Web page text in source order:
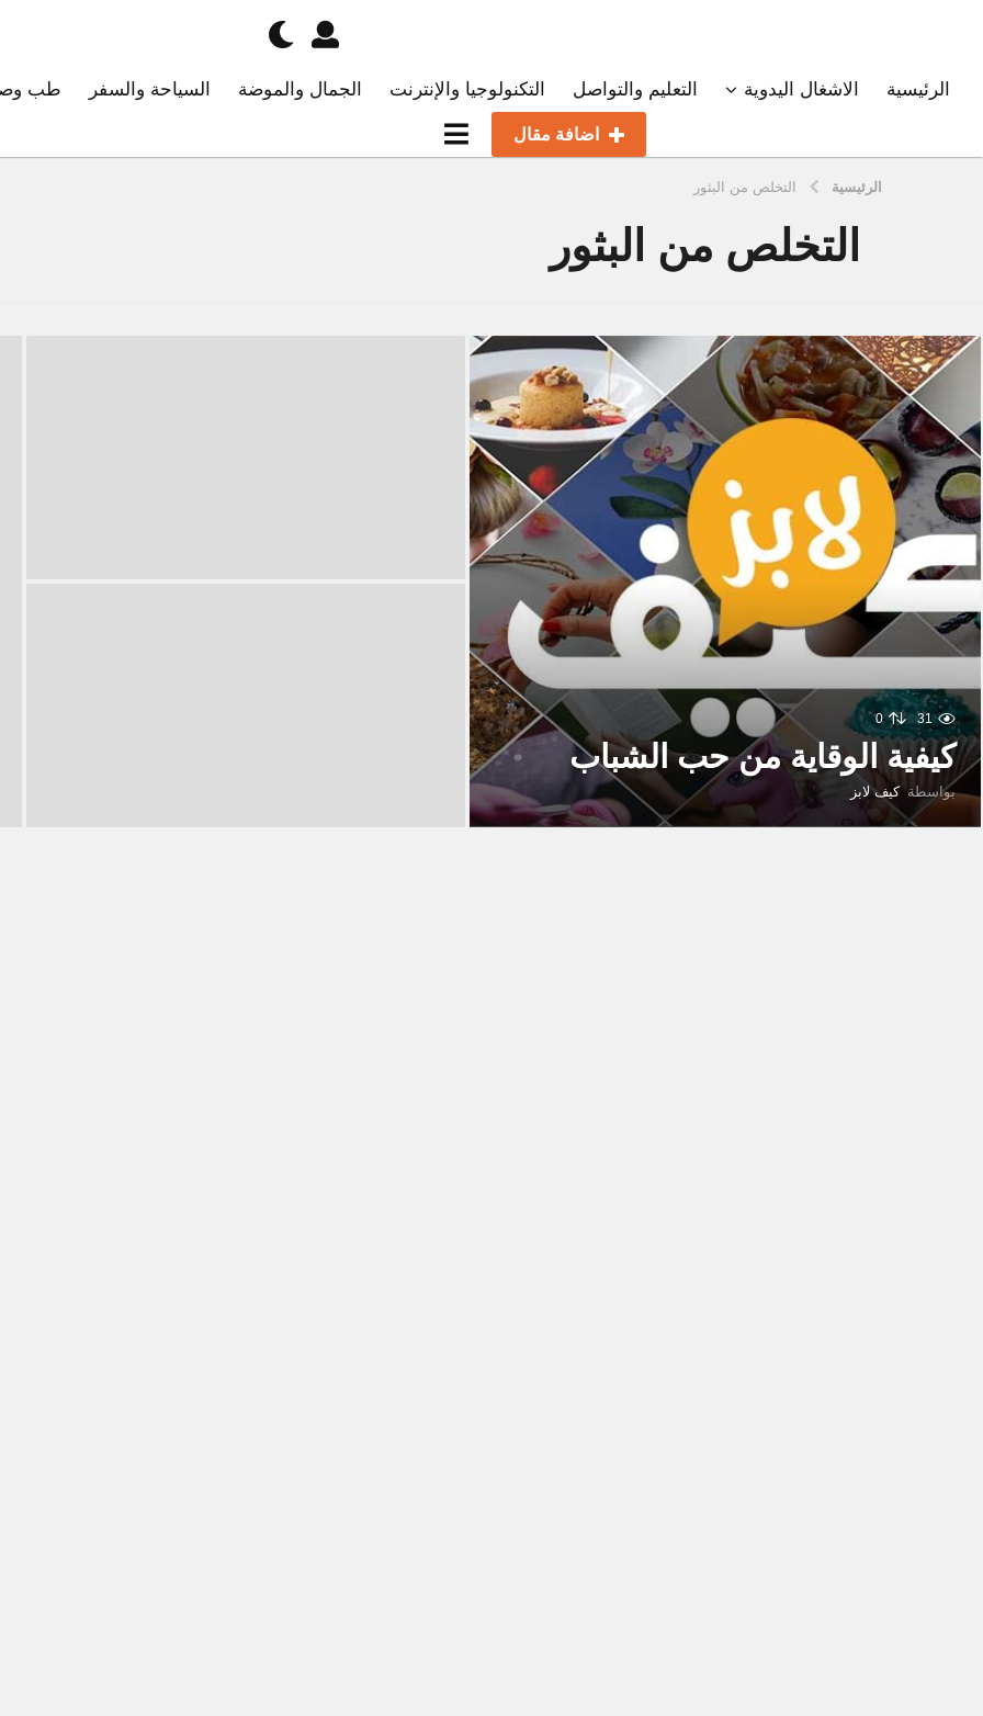
الرئيسية الاشغال اليدوية التعليم والتواصل التكنولوجيا والإنترنت الجمال والموضة السياحة والسفر طب
اضافة مقال
الرئيسية التخلص من البثور
التخلص من البثور
31
0
كيفية الوقاية من حب الشباب
بواسطة كيف لابز